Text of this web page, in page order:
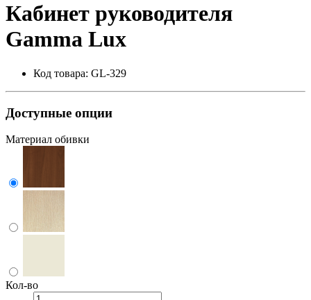
Кабинет руководителя
Gamma Lux
Код товара: GL-329
Доступные опции
Материал обивки
Кол-во